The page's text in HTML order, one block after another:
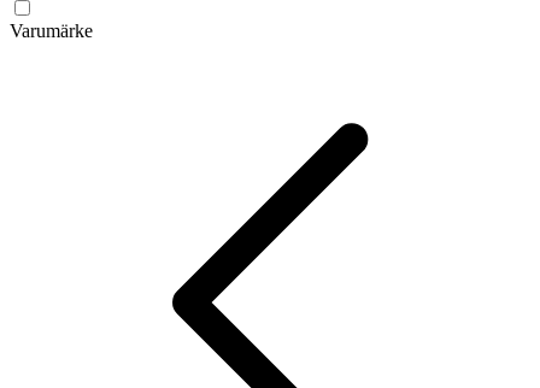
Varumärke